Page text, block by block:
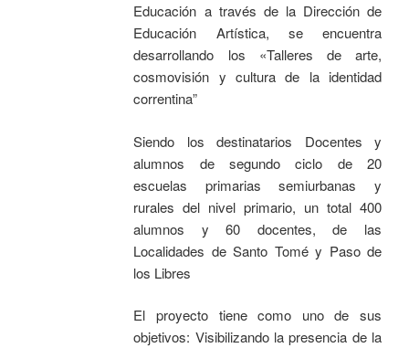
Educación a través de la Dirección de
Educación Artística, se encuentra
desarrollando los «Talleres de arte,
cosmovisión y cultura de la identidad
correntina”
Siendo los destinatarios Docentes y
alumnos de segundo ciclo de 20
escuelas primarias semiurbanas y
rurales del nivel primario, un total 400
alumnos y 60 docentes, de las
Localidades de Santo Tomé y Paso de
los Libres
El proyecto tiene como uno de sus
objetivos: Visibilizando la presencia de la